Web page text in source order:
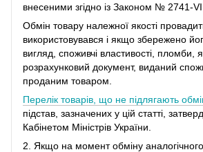
внесеними згідно із Законом № 2741-
Обмін товару належної якості
використовувався і якщо збережено
вигляд, споживчі властивості, пломби,
розрахунковий документ, виданий
проданим товаром.
Перелік товарів, що не підлягають
підстав, зазначених у цій статті,
Кабінетом Міністрів України.
2. Якщо на момент обміну